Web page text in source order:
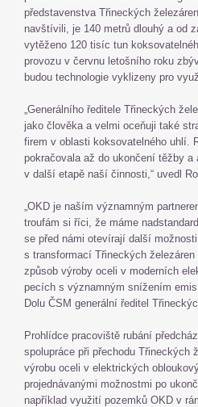
představenstva Třineckých
navštívili, je 140 metrů dlouhý a od
vytěženo 120 tisíc tun
provozu v červnu letošního roku
budou technologie vyklizeny pro
„Generálního ředitele Třineckých
jako člověka a velmi oceňuji také
firem v oblasti koksovatelného uhlí.
pokračovala až do ukončení těžby a
v další etapě naší činnosti,“ uvedl
„OKD je naším významným
troufám si říci, že máme
se před námi otevírají další
s transformací Třineckých
způsob výroby oceli v moderních
pecích s významným snížením
Dolu ČSM generální ředitel
Prohlídce pracoviště rubání
spolupráce při přechodu Třineckých
výrobu oceli v elektrických
projednávanými možnostmi po
například využití pozemků OKD v